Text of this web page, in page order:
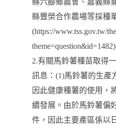
縣六腳鄉農會、嘉義縣
縣豐榮合作農場等採種
(https://www.tss.gov.tw/
theme=question&id=1482)
2.有關馬鈴薯種苗取得
訊息：(1)馬鈴薯的生產
因此健康種薯的使用，
續發展。由於馬鈴薯偏
件，因此主要產區係以